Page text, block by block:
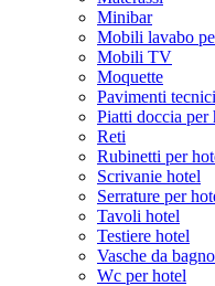
Minibar
Mobili lavabo
Mobili TV
Moquette
Pavimenti tecnici
Piatti doccia per
Reti
Rubinetti per
Scrivanie hotel
Serrature per
Tavoli hotel
Testiere hotel
Vasche da
Wc per hotel